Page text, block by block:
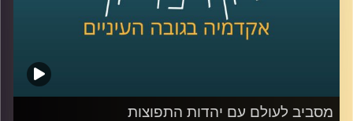
מסביב לעולם עם יהדות התפוצות